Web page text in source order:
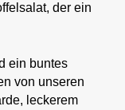
der ein
ein buntes
von unseren
leckerem